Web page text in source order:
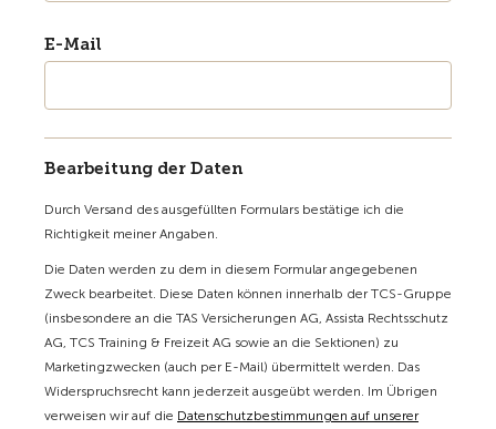
E-Mail
Bearbeitung der Daten
Durch Versand des ausgefüllten Formulars bestätige ich die
Richtigkeit meiner Angaben.
Die Daten werden zu dem in diesem Formular angegebenen
Zweck bearbeitet. Diese Daten können innerhalb der TCS-Gruppe
(insbesondere an die TAS Versicherungen AG, Assista Rechtsschutz
AG, TCS Training & Freizeit AG sowie an die Sektionen) zu
Marketingzwecken (auch per E-Mail) übermittelt werden. Das
Widerspruchsrecht kann jederzeit ausgeübt werden. Im Übrigen
verweisen wir auf die Datenschutzbestimmungen auf unserer